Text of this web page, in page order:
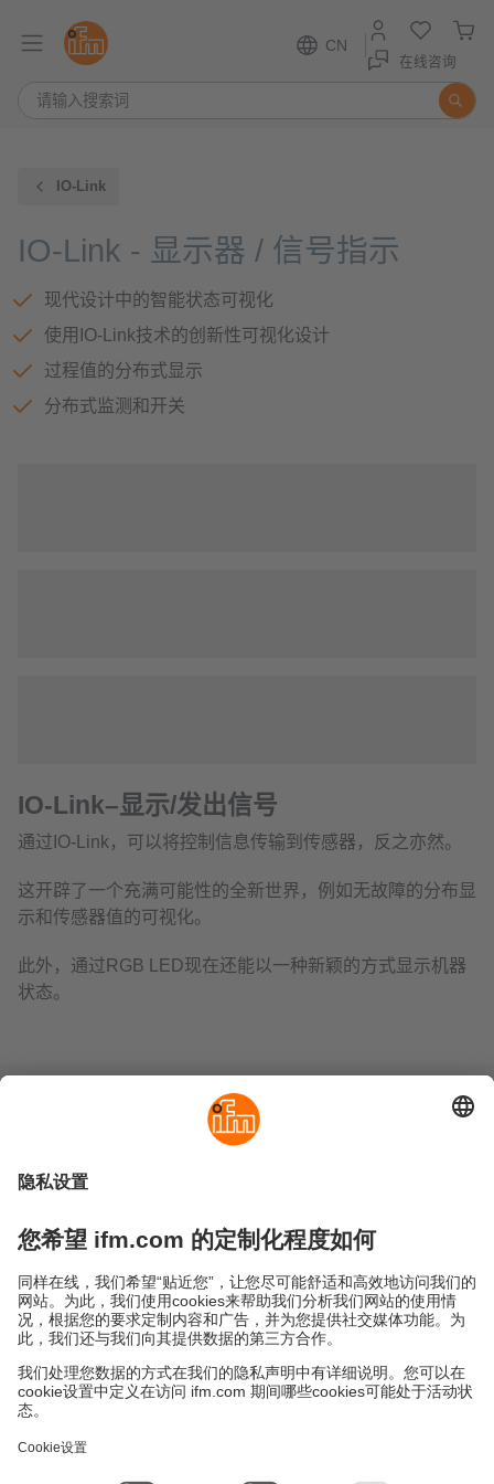
CN
在线咨询
IO-Link
IO-Link - 显示器 / 信号指示
现代设计中的智能状态可视化
使用IO-Link技术的创新性可视化设计
过程值的分布式显示
分布式监测和开关
IO-Link–显示/发出信号
通过IO-Link，可以将控制信息传输到传感器，反之亦然。
这开辟了一个充满可能性的全新世界，例如无故障的分布显
示和传感器值的可视化。
此外，通过RGB LED现在还能以一种新颖的方式显示机器
状态。
地点 (EN)
隐私政策
易福门电子(上海)有限公司
上海市浦东新区
盛夏路61弄1号楼6层
邮编: 201203
总机: 021 3813 4800
电子邮箱:info.cn@ifm.com
沪ICP备19047231号-1
沪公网安备31011502010310号